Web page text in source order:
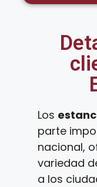
Los
parte
nacional,
variedad
a los